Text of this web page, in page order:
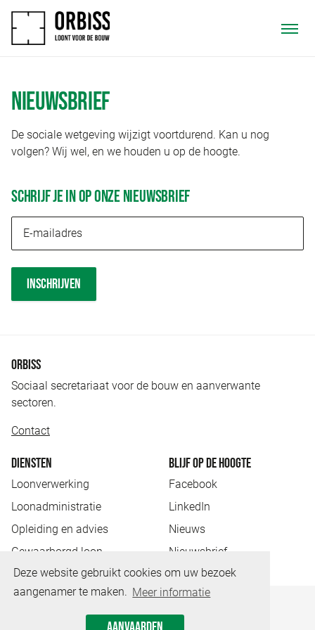
Deze website gebruikt cookies om uw bezoek
aangenamer te maken. Meer informatie
NIEUWSBRIEF
De sociale wetgeving wijzigt voortdurend. Kan u nog
volgen? Wij wel, en we houden u op de hoogte.
SCHRIJF JE IN OP ONZE NIEUWSBRIEF
INSCHRIJVEN
ORBISS
Sociaal secretariaat voor de bouw en aanverwante
sectoren.
Contact
DIENSTEN
Loonverwerking
Loonadministratie
Opleiding en advies
Gewaarborgd loon
BLIJF OP DE HOOGTE
Facebook
LinkedIn
Nieuws
Nieuwsbrief